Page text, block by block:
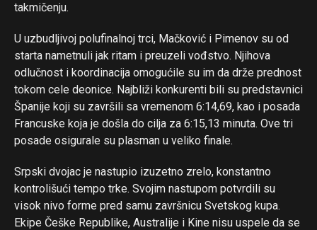
takmičenju.
U uzbudljivoj polufinalnoj trci, Mačković i Pimenov su od
starta nametnuli jak ritam i preuzeli vođstvo. Njihova
odlučnost i koordinacija omogućile su im da drže prednost
tokom cele deonice. Najbliži konkurenti bili su predstavnici
Španije koji su završili sa vremenom 6:14,69, kao i posada
Francuske koja je došla do cilja za 6:15,13 minuta. Ove tri
posade osigurale su plasman u veliko finale.
Srpski dvojac je nastupio izuzetno zrelo, konstantno
kontrolišući tempo trke. Svojim nastupom potvrdili su
visok nivo forme pred samu završnicu Svetskog kupa.
Ekipe Češke Republike, Australije i Kine nisu uspele da se